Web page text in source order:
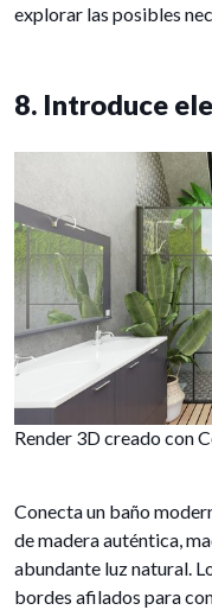
explorar las posibles
8. Introduce
Render 3D creado con
Conecta un baño
de madera auténtica,
abundante luz natural.
bordes afilados para